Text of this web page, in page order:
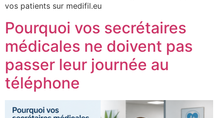
vos patients sur medifil.eu
Pourquoi vos secrétaires
médicales ne doivent pas
passer leur journée au
téléphone